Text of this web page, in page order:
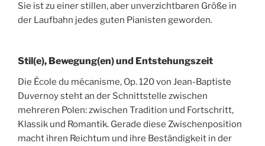
Sie ist zu einer stillen, aber unverzichtbaren Größe in
der Laufbahn jedes guten Pianisten geworden.
Stil(e), Bewegung(en) und Entstehungszeit
Die École du mécanisme, Op. 120 von Jean-Baptiste
Duvernoy steht an der Schnittstelle zwischen
mehreren Polen: zwischen Tradition und Fortschritt,
Klassik und Romantik. Gerade diese Zwischenposition
macht ihren Reichtum und ihre Beständigkeit in der